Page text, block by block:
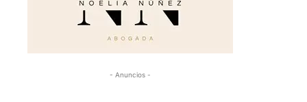
- Anuncios -